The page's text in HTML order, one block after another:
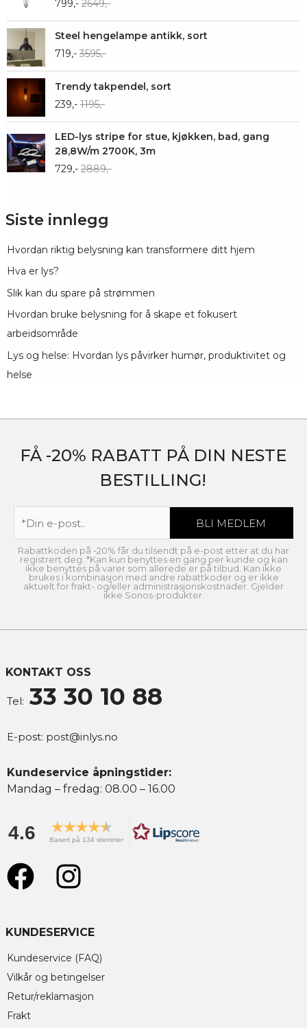
799,- 2649,-
Steel hengelampe antikk, sort
719,- 3595,-
Trendy takpendel, sort
239,- 1195,-
LED-lys stripe for stue, kjøkken, bad, gang
28,8W/m 2700K, 3m
729,- 2889,-
Siste innlegg
Hvordan riktig belysning kan transformere ditt hjem
Hva er lys?
Slik kan du spare på strømmen
Hvordan bruke belysning for å skape et fokusert
arbeidsområde
Lys og helse: Hvordan lys påvirker humør, produktivitet og
helse
FÅ -20% RABATT PÅ DIN NESTE
BESTILLING!
Rabattkoden på -20% får du tilsendt på e-post etter at du har
registrert deg. *Kan kun benyttes en gang per kunde og kan
ikke benyttes på varer som allerede er på tilbud. Kan ikke
brukes i kombinasjon med andre rabattkoder og er ikke
aktuelt for frakt- og/eller administrasjonskostnader. Gjelder
ikke Sonos-produkter.
KONTAKT OSS
Tel: 33 30 10 88
E-post: post@inlys.no
Kundeservice åpningstider:
Mandag – fredag: 08.00 – 16.00
4.6 Basert på 134 stemmer
KUNDESERVICE
Kundeservice (FAQ)
Vilkår og betingelser
Retur/reklamasjon
Frakt